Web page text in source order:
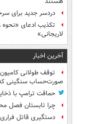
دردسر جدید برای
تکذیب ادعای «نحوه
لاریجانی»
آخرین اخبار
توقف طولانی
صورت‌حساب سنگینی
حماقت ترامپ با
چرا تابستان فصل
دستگیری قاتل